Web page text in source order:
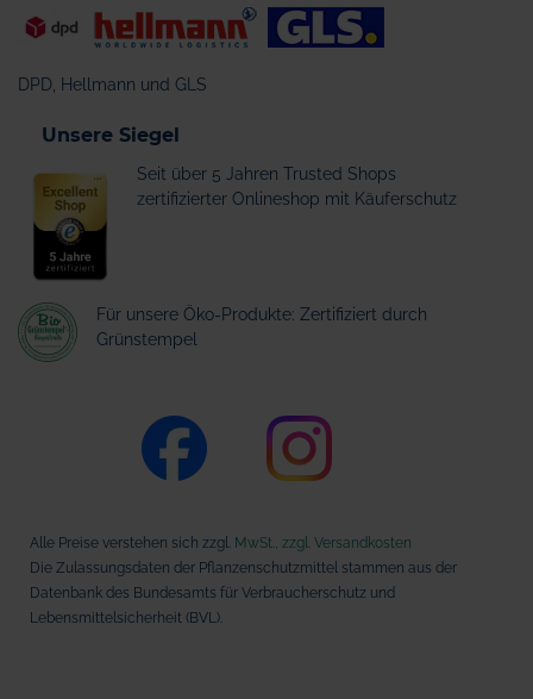
DPD, Hellmann und GLS
Unsere Siegel
Seit über 5 Jahren Trusted Shops
zertifizierter Onlineshop mit Käuferschutz
Für unsere Öko-Produkte: Zertifiziert durch
Grünstempel
Alle Preise verstehen sich zzgl. MwSt., zzgl. Versandkosten
Die Zulassungsdaten der Pflanzenschutzmittel stammen aus der
Datenbank des Bundesamts für Verbraucherschutz und
Lebensmittelsicherheit (BVL).